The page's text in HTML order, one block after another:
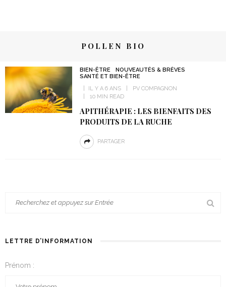
POLLEN BIO
BIEN-ÊTRE
NOUVEAUTÉS & BRÈVES
SANTÉ ET BIEN-ÊTRE
IL Y A 6 ANS
PV COMPAGNON
10 MIN READ
APITHÉRAPIE : LES BIENFAITS DES
PRODUITS DE LA RUCHE
PARTAGER
LETTRE D’INFORMATION
Prénom :